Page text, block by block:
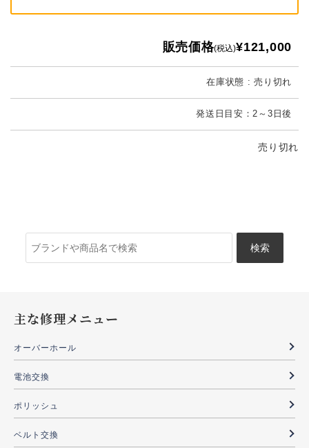
販売価格(税込)¥121,000
在庫状態 : 売り切れ
発送日目安：2～3日後
売り切れ
索:
主な修理メニュー
オーバーホール
電池交換
ポリッシュ
ベルト交換